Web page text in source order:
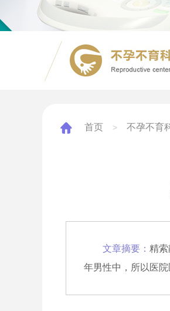
首页 > 不孕不育
文章摘要： 精
年男性中，所以医